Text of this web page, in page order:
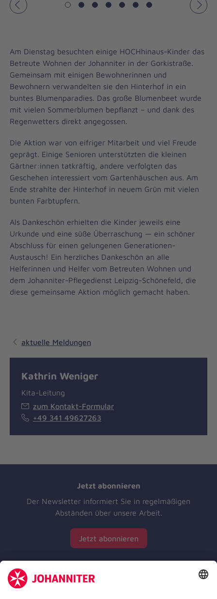
Vorheriges
Am Dienstag besuchten einige HOCHhinaus-Kinder das
Betreute Wohnen der Johanniter in der Gorkistraße.
Gemeinsam mit einigen Bewohnerinnen und
Bewohnern verwandelten sie den Hinterhof in ein
buntes Blumenparadies. Das große Blumenbeet wurde
mit vielen Sommerblumen bepflanzt – und dank des
Regenwetters direkt angegossen.
Die Aktion war von eifriger Mitarbeit und viel Freude
geprägt. Einige Senioren unterstützten die kleinen
Gärtner:innen tatkräftig, andere verfolgten das
Geschehen interessiert vom Gartenhäuschen aus. Am
Ende strahlte der Hinterhof in neuem Grün mit vielen
bunten Farbtupfern.
Als Dankeschön erhielten die Kinder jeweils eine
Urkunde und eine süße Überraschung — ein schöner
Abschluss für einen gelungenen Generationen-
Austausch! Ein herzliches Dankeschön an alle
Helferinnen und Helfer vom Betreuten Wohnen und
dem Johanniter-Pflegedienst Leipzig-Schönefeld, die
diese gemeinsame Aktion möglich gemacht haben.
aktuelle Meldungen
Kathrin Weniger
Kita-Leitung
zum Kontakt-Formular
+49 341 49627263
Jetzt abonnieren
Der Newsletter informiert Sie in regelmäßigen
Abständen über unsere Arbeit.
Jetzt abonnieren
Zertifizierung der Johanniter-Unfall-Hilfe e.V.